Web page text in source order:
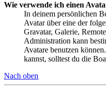
Wie verwende ich einen
In deinem persönlichen
Avatar über eine der
Gravatar, Galerie,
Administration kann
Avatare benutzen
kannst, solltest du die
Nach oben